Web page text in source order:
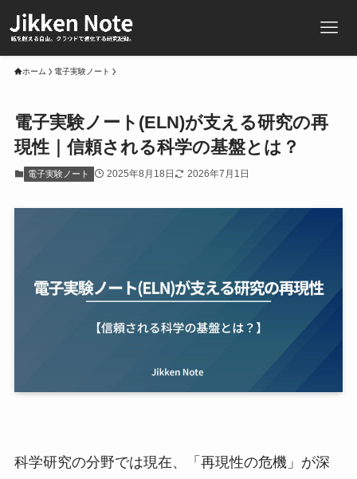
ホーム 電子実験ノート
電子実験ノート(ELN)が支える研究の再
現性｜信頼される科学の基盤とは？
電子実験ノート 2025年8月18日 2026年7月1日
科学研究の分野では現在、「再現性の危機」が深